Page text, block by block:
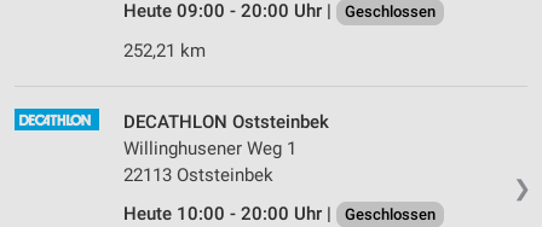
Heute 09:00 - 20:00 Uhr |
Geschlossen
252,21 km
❯
DECATHLON Oststeinbek
Willinghusener Weg 1
22113 Oststeinbek
Heute 10:00 - 20:00 Uhr |
Geschlossen